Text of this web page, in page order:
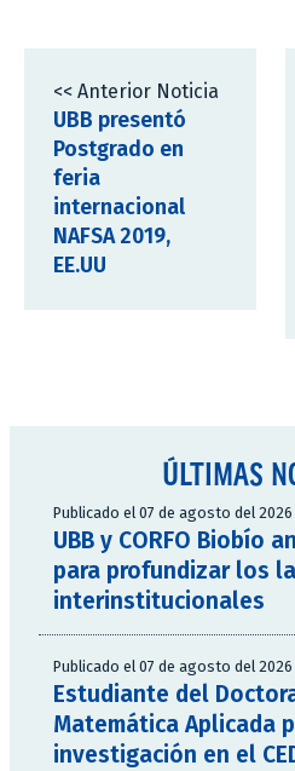
<< Anterior Noticia
UBB presentó
Postgrado en
feria
internacional
NAFSA 2019,
EE.UU
ÚLTIMAS
Publicado el 07 de agosto del 2026
UBB y CORFO Biobío
para profundizar los
interinstitucionales
Publicado el 07 de agosto del 2026
Estudiante del
Matemática Aplicada
investigación en el